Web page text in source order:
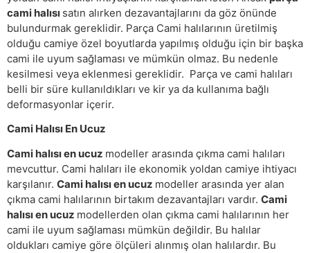
cami halısı satın alırken dezavantajlarını da göz önünde
bulundurmak gereklidir. Parça Cami halılarının üretilmiş
olduğu camiye özel boyutlarda yapılmış olduğu için bir başka
cami ile uyum sağlaması ve mümkün olmaz. Bu nedenle
kesilmesi veya eklenmesi gereklidir. Parça ve cami halıları
belli bir süre kullanıldıkları ve kir ya da kullanıma bağlı
deformasyonlar içerir.
Cami Halısı En Ucuz
Cami halısı en ucuz modeller arasında çıkma cami halıları
mevcuttur. Cami halıları ile ekonomik yoldan camiye ihtiyacı
karşılanır. Cami halısı en ucuz modeller arasında yer alan
çıkma cami halılarının birtakım dezavantajları vardır. Cami
halısı en ucuz modellerden olan çıkma cami halılarının her
cami ile uyum sağlaması mümkün değildir. Bu halılar
oldukları camiye göre ölçüleri alınmış olan halılardır. Bu